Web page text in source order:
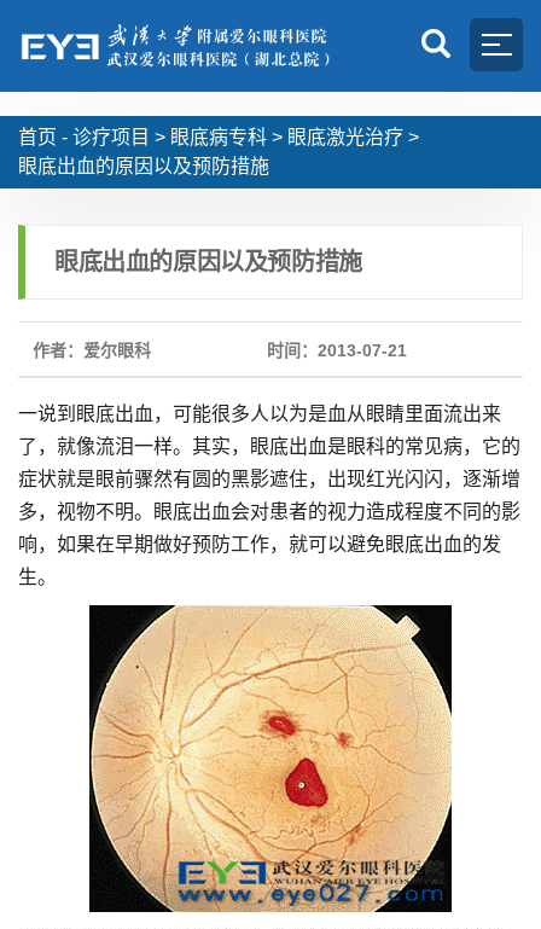
首页 - 诊疗项目 > 眼底病专科 > 眼底激光治疗 >
眼底出血的原因以及预防措施
眼底出血的原因以及预防措施
作者：爱尔眼科 时间：2013-07-21
一说到眼底出血，可能很多人以为是血从眼睛里面流出来
了，就像流泪一样。其实，眼底出血是眼科的常见病，它的
症状就是眼前骤然有圆的黑影遮住，出现红光闪闪，逐渐增
多，视物不明。眼底出血会对患者的视力造成程度不同的影
响，如果在早期做好预防工作，就可以避免眼底出血的发
生。